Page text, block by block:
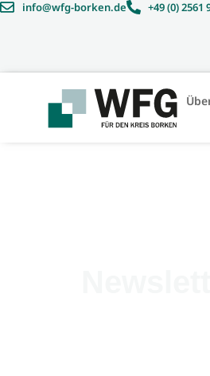
info@wfg-borken.de +49 (0) 2561